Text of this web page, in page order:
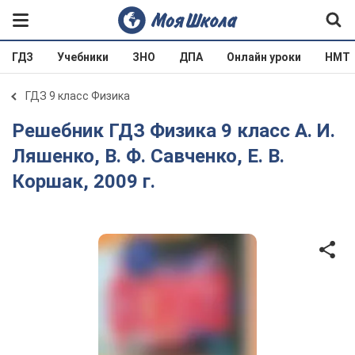
ГДЗ Учебники ЗНО ДПА Онлайн уроки НМТ
ГДЗ 9 класс Физика
Решебник ГДЗ Физика 9 класс А. И.
Ляшенко, В. Ф. Савченко, Е. В.
Коршак, 2009 г.